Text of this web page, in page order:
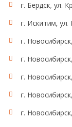
г. Бердск, ул.
г. Искитим,
г.
г.
г.
г.
г.